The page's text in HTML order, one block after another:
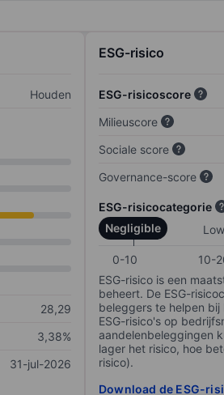
Houden
28,29
3,38%
31-jul-2026
ESG-risico
ESG-risicoscore
Milieuscore
Sociale score
Governance-score
ESG-risicocategorie
Negligible
Low
0-10 10-
ESG-risico is een
beheert. De ESG-
beleggers te helpen
ESG-risico's op
aandelenbeleggingen
lager het risico, hoe
risico).
Download de ESG-